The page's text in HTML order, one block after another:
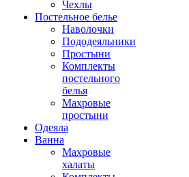
Чехлы
Постельное белье
Наволочки
Пододеяльники
Простыни
Комплекты
постельного
белья
Махровые
простыни
Одеяла
Ванна
Махровые
халаты